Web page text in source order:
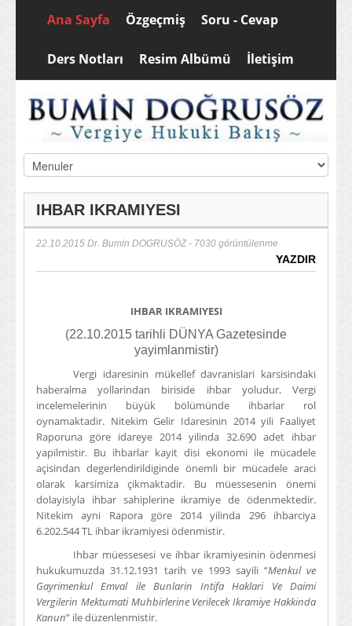
Ana Sayfa Özgeçmiş Soru - Cevap
Ders Notları Resim Albümü İletişim
IHBAR IKRAMIYESI
22.10.2015 Dr. Bumin DOGRUSÖZ- 7030 görüntülenme
YAZDIR
IHBAR IKRAMIYESI
(22.10.2015 tarihli DÜNYA Gazetesinde
yayimlanmistir)
Vergi idaresinin mükellef davranislari karsisindaki
haberalma yollarindan biriside ihbar yoludur. Vergi
incelemelerinin büyük bölümünde ihbarlar rol
oynamaktadir. Nitekim Gelir Idaresinin 2014 yili Faaliyet
Raporuna göre idareye 2014 yilinda 32.690 adet ihbar
yapilmistir. Bu ihbarlar kayit disi ekonomi ile mücadele
açisindan degerlendirildiginde önemli bir mücadele araci
olarak karsimiza çikmaktadir. Bu müessesenin önemi
dolayisiyla ihbar sahiplerine ikramiye de ödenmektedir.
Nitekim ayni Rapora göre 2014 yilinda 296 ihbarciya
6.202.544 TL ihbar ikramiyesi ödenmistir.
Ihbar müessesesi ve ihbar ikramiyesinin ödenmesi
hukukumuzda 31.12.1931 tarih ve 1993 sayili “Menkul ve
Gayrimenkul Emval ile Bunlarin Intifa Haklari Ve Daimi
Vergilerin Mektumati Muhbirlerine Verilecek Ikramiye Hakkinda
Kanun” ile düzenlenmistir.